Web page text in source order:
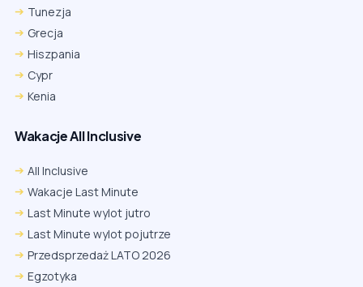
Tunezja
Grecja
Hiszpania
Cypr
Kenia
Wakacje All Inclusive
All Inclusive
Wakacje Last Minute
Last Minute wylot jutro
Last Minute wylot pojutrze
Przedsprzedaż LATO 2026
Egzotyka